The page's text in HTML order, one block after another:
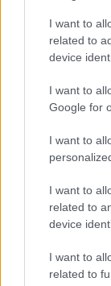
I want to
related to
device
I want to
Google for
I want to
I want to
related to
device
I want to
related to
– Ez
hangom is
– Tudom,
adatbázisban
Aztán kimondta